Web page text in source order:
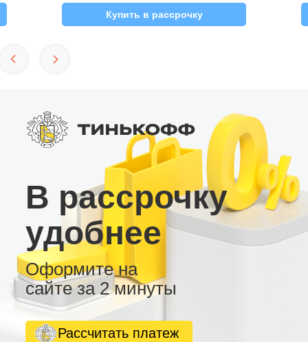
Купить в рассрочку
В рассрочку
удобнее
Оформите на
сайте за 2 минуты
Рассчитать платеж